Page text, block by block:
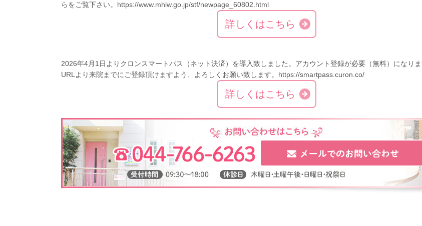
らをご覧下さい。https://www.mhlw.go.jp/stf/newpage_60802.html
詳しくはこちら
2026年4月1日よりクロンスマートパス（ネット決済）を導入致しました。アカウント登録が必要（無料）になり
URLより来院までにご登録頂けますよう、よろしくお願い致します。https://smartpass.curon.co/
詳しくはこちら